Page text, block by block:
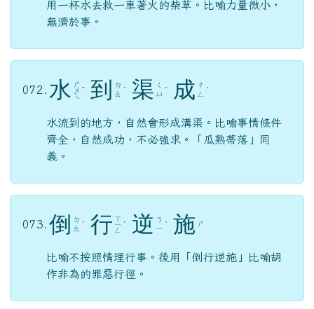
用一杯水去救一車著火的柴草。比喻力量微小，
無濟於事。
072. 水 ㄕ
ㄨ
ㄟ
ˇ 到
ㄉ
ㄠ ˋ 渠 ㄑ
ㄩ ˊ 成 ㄔ
ㄥ
ˊ
水流到的地方，自然會形成溝渠。比喻事情條件
齊全，自然成功，不必強求。「瓜熟蒂落」同
義。
073. 倒
ㄉ
ㄠ ˋ 行 ㄒ
ㄧ
ㄥ
ˊ 逆 ㄋ
ㄧ ˋ 施 ㄕ
比喻不按照情理行事。後用「倒行逆施」比喻胡
作非為的罪惡行徑。